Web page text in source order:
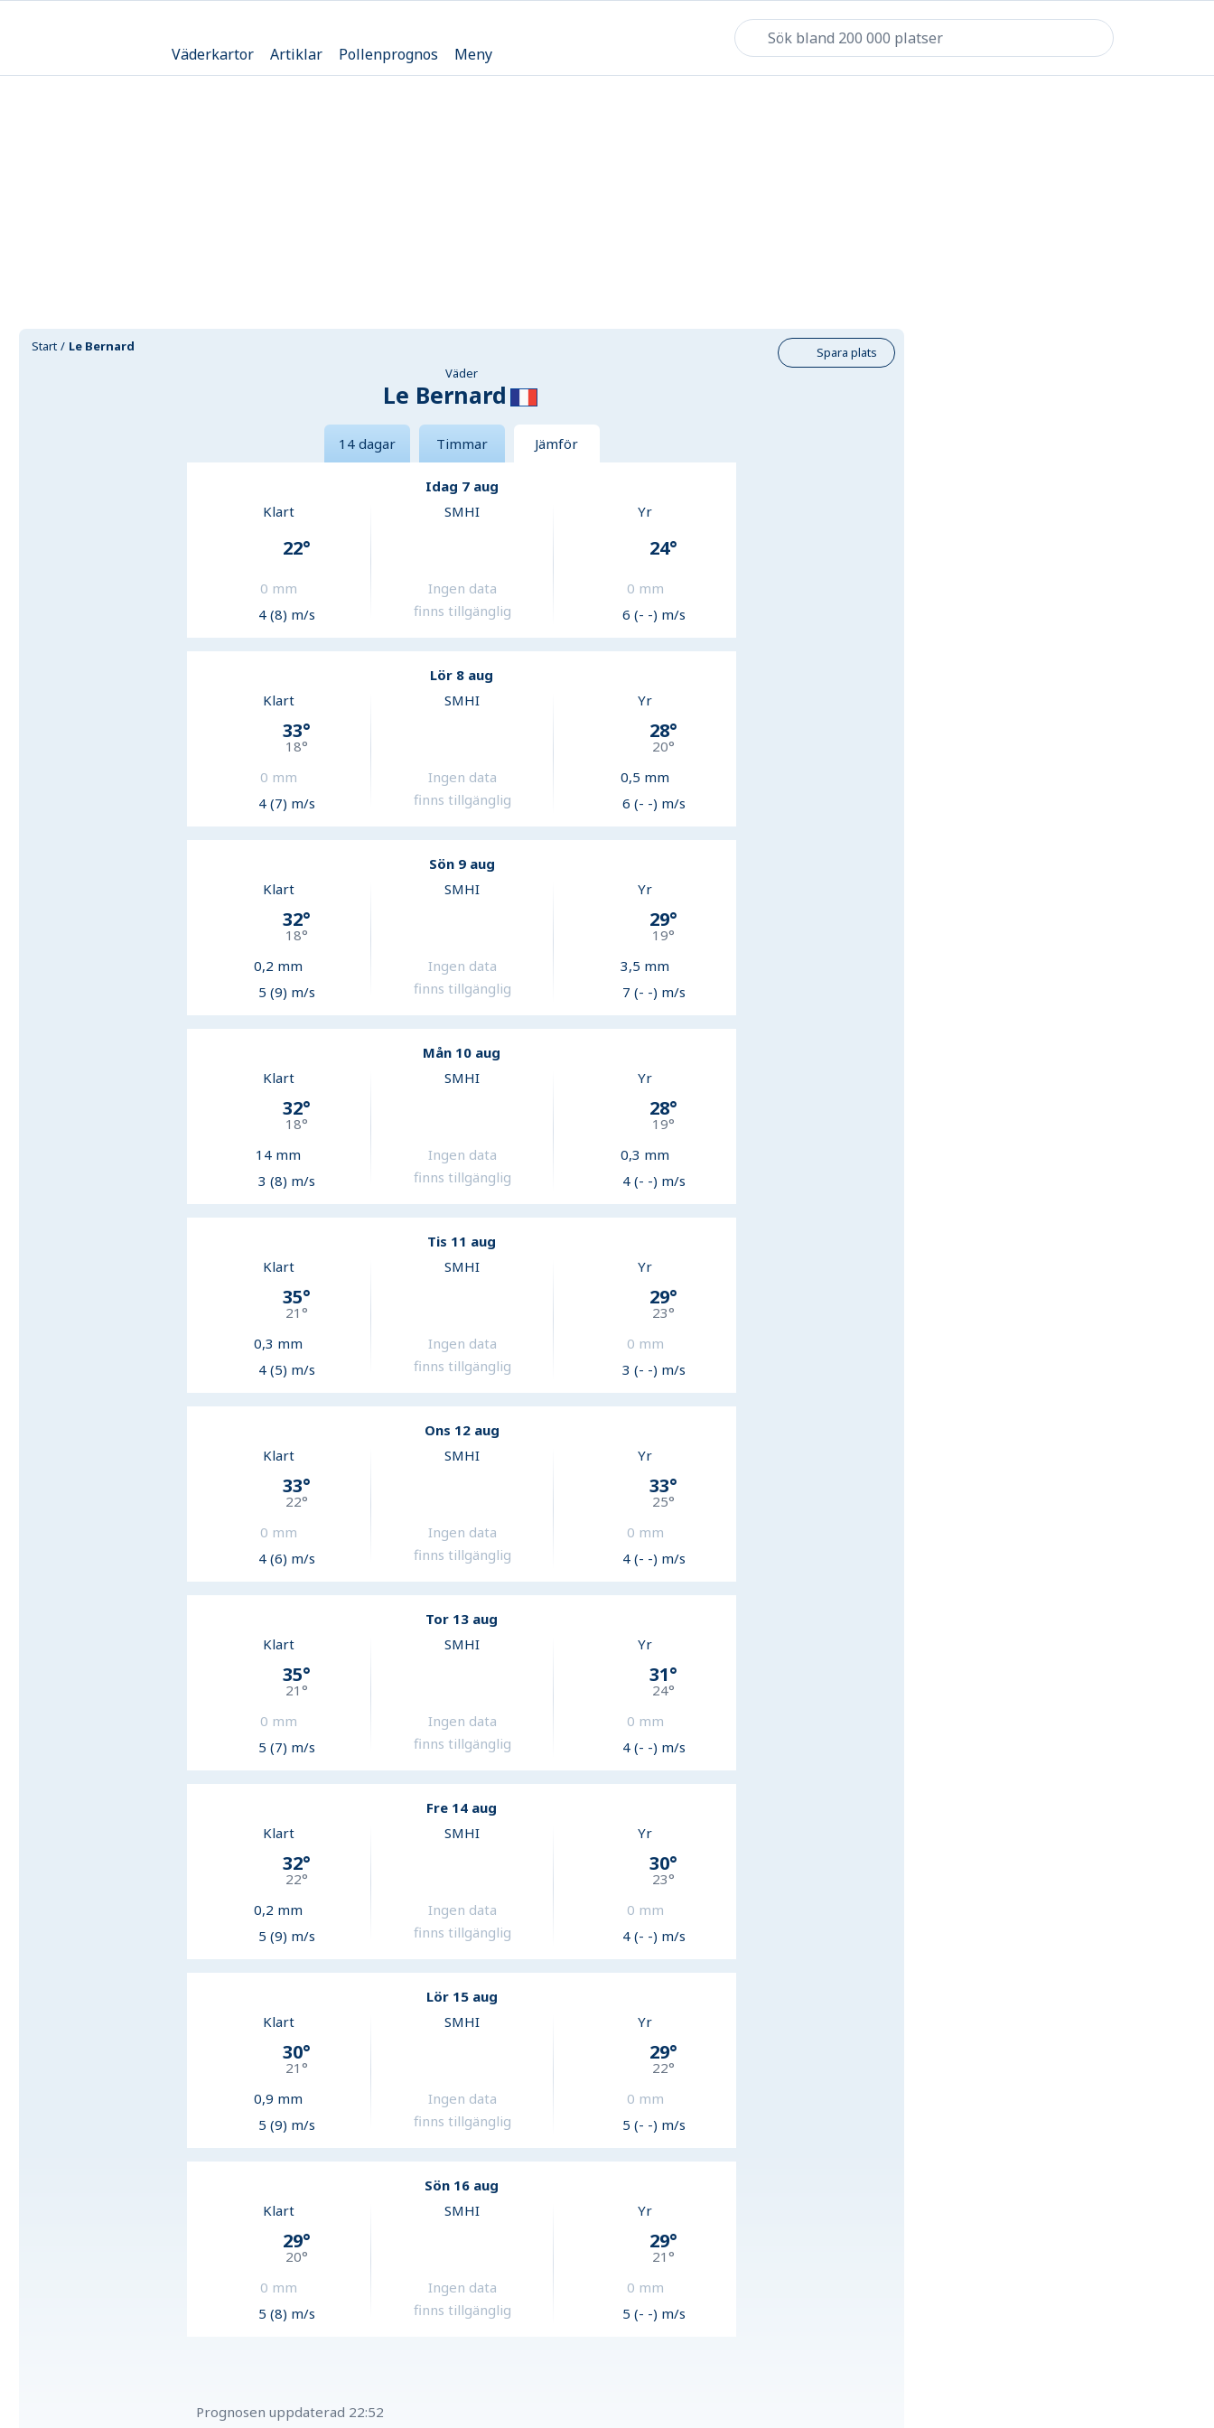
Väderkartor Artiklar Pollenprognos Meny
Start Le Bernard
Spara plats
Väder
Le Bernard
14 dagar Timmar Jämför
Idag 7 aug
Klart
22°
0 mm
4 (8) m/s
SMHI
Ingen data
finns tillgänglig
Yr
24°
0 mm
6 (- -) m/s
Lör 8 aug
Klart
33°
18°
0 mm
4 (7) m/s
SMHI
Ingen data
finns tillgänglig
Yr
28°
20°
0,5 mm
6 (- -) m/s
Sön 9 aug
Klart
32°
18°
0,2 mm
5 (9) m/s
SMHI
Ingen data
finns tillgänglig
Yr
29°
19°
3,5 mm
7 (- -) m/s
Mån 10 aug
Klart
32°
18°
14 mm
3 (8) m/s
SMHI
Ingen data
finns tillgänglig
Yr
28°
19°
0,3 mm
4 (- -) m/s
Tis 11 aug
Klart
35°
21 °
0,3 mm
4 (5) m/s
SMHI
Ingen data
finns tillgänglig
Yr
29°
23°
0 mm
3 (- -) m/s
Ons 12 aug
Klart
33°
22°
0 mm
4 (6) m/s
SMHI
Ingen data
finns tillgänglig
Yr
33°
25°
0 mm
4 (- -) m/s
Tor 13 aug
Klart
35°
21 °
0 mm
5 (7) m/s
SMHI
Ingen data
finns tillgänglig
Yr
31°
24°
0 mm
4 (- -) m/s
Fre 14 aug
Klart
32°
22°
0,2 mm
5 (9) m/s
SMHI
Ingen data
finns tillgänglig
Yr
30°
23°
0 mm
4 (- -) m/s
Lör 15 aug
Klart
30°
21 °
0,9 mm
5 (9) m/s
SMHI
Ingen data
finns tillgänglig
Yr
29°
22°
0 mm
5 (- -) m/s
Sön 16 aug
Klart
29°
20°
0 mm
5 (8) m/s
SMHI
Ingen data
finns tillgänglig
Yr
29°
21 °
0 mm
5 (- -) m/s
Prognosen uppdaterad 22:52